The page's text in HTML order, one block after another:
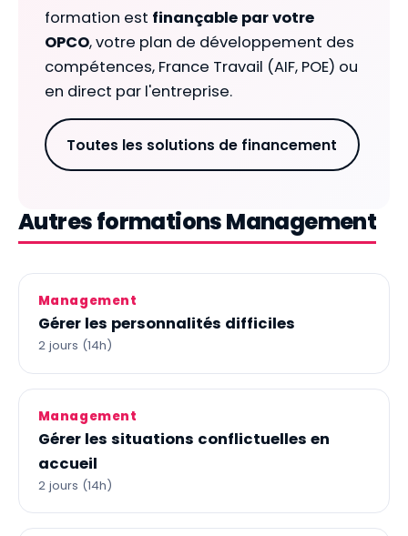
formation est finançable par votre
OPCO, votre plan de développement des
compétences, France Travail (AIF, POE) ou
en direct par l'entreprise.
Toutes les solutions de financement
Autres formations Management
Management
Gérer les personnalités difficiles
2 jours (14h)
Management
Gérer les situations conflictuelles en
accueil
2 jours (14h)